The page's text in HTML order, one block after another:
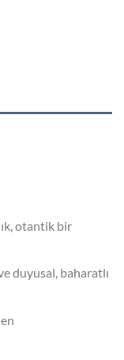
otantik bir
duyusal, baharatlı